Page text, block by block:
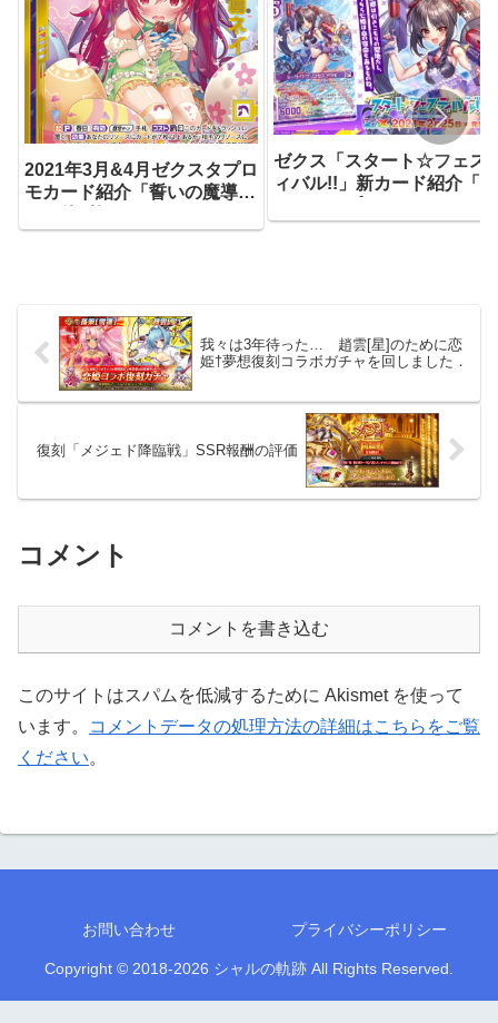
2021年3月&4月ゼクスタプロ
モカード紹介「誓いの魔導ネ
ゼクス「スタート☆フェス
ィバル!!」新カード紹介「シ
ネ」他5枚
我々は3年待った… 趙雲[星]のために恋
姫†夢想復刻コラボガチャを回しました．
復刻「メジェド降臨戦」SSR報酬の評価
コメント
コメントを書き込む
このサイトはスパムを低減するために Akismet を使って
います。
コメントデータの処理方法の詳細はこちらをご覧
ください。
お問い合わせ プライバシーポリシー
Copyright © 2018-2026 シャルの軌跡 All Rights Reserved.